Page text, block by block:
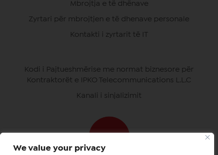
We value your privacy
Mbrojtja e të dhënave
Zyrtari për mbrojtjen e të dhenave personale
Kontakti i zyrtarit të IT
Kodi i Pajtueshmërise me normat biznesore për
Kontraktorët e IPKO Telecommunications L.L.C
Kanali i sinjalizimit